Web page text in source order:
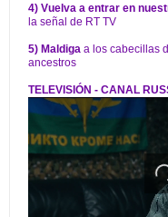
4) Vuelva a entrar en
la señal de RT TV
5) Maldiga a los cabecillas
ancestros
TELEVISIÓN - CANAL